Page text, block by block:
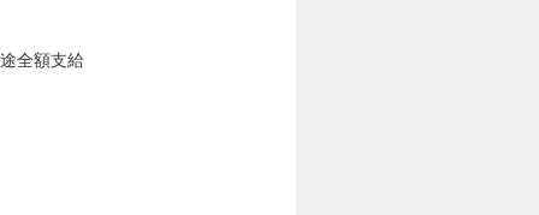
全額支給